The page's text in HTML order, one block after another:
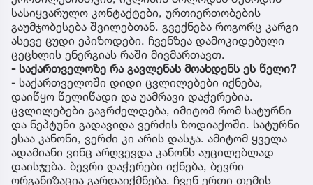
სასიყვარულო კონტაქტები, ურთიერთობების
გაუმჯობესება შვილებთან. გვექნება როგორც კარგი
ასევე ცუდი ეპიზოდები. ჩვენზეა დამოკიდებული
ცეცხლის ენერგიას რაში მივმართავთ.
- საქართველოზე რა გავლენას მოახდენს ეს წელი?
- საქართველოში დიდი ცვლილებები იქნება,
დაიწყო წელიწადი და უამრავი დაჭერებია.
ცვლილებები გაგრძელდება, იმიტომ რომ სატურნი
და ნეპტუნი გადავიდა ვერძის ზოდიაქოში. სატურნი
ესაა კანონი, ვერძი კი არის დასჯა. ამიტომ ყველა
ადამიანი ვინც არღვევდა კანონს აუცილებლად
დაისჯება. ბევრი დაჭერები იქნება, ბევრი
ორგანიზაცია გარდაიქმნება. ჩვენ ერთი თემის